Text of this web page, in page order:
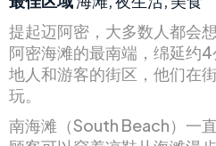
提起迈阿密，大多数人都会
阿密海滩的最南端，绵延约
地人和游客的街区，他们在
玩。
南海滩（South Beach）一